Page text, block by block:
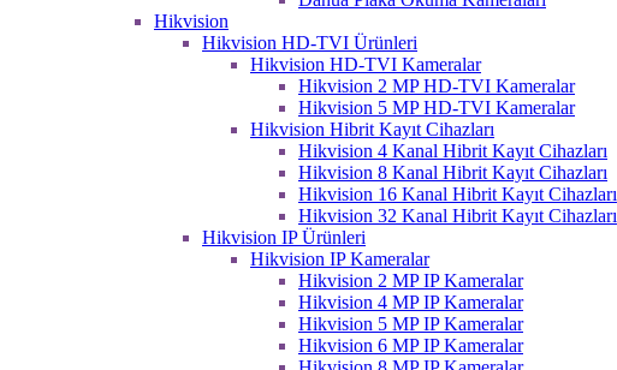
Hikvision
Hikvision HD-TVI Ürünleri
Hikvision HD-TVI Kameralar
Hikvision 2 MP HD-TVI Kameralar
Hikvision 5 MP HD-TVI Kameralar
Hikvision Hibrit Kayıt Cihazları
Hikvision 4 Kanal Hibrit Kayıt Cihazları
Hikvision 8 Kanal Hibrit Kayıt Cihazları
Hikvision 16 Kanal Hibrit Kayıt Cihazları
Hikvision 32 Kanal Hibrit Kayıt Cihazları
Hikvision IP Ürünleri
Hikvision IP Kameralar
Hikvision 2 MP IP Kameralar
Hikvision 4 MP IP Kameralar
Hikvision 5 MP IP Kameralar
Hikvision 6 MP IP Kameralar